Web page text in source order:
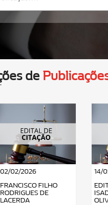
de
02/02/2026
FRANCISCO FILHO
RODRIGUES DE
LACERDA
14/